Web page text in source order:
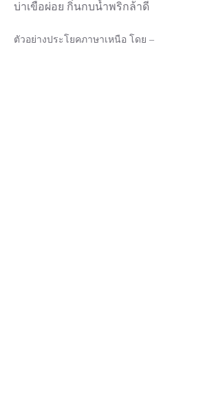
บ่าเขือผ่อย กิ๋นกบน้ำพริกล้าดี
ตัวอย่างประโยคภาษาเหนือ โดย –